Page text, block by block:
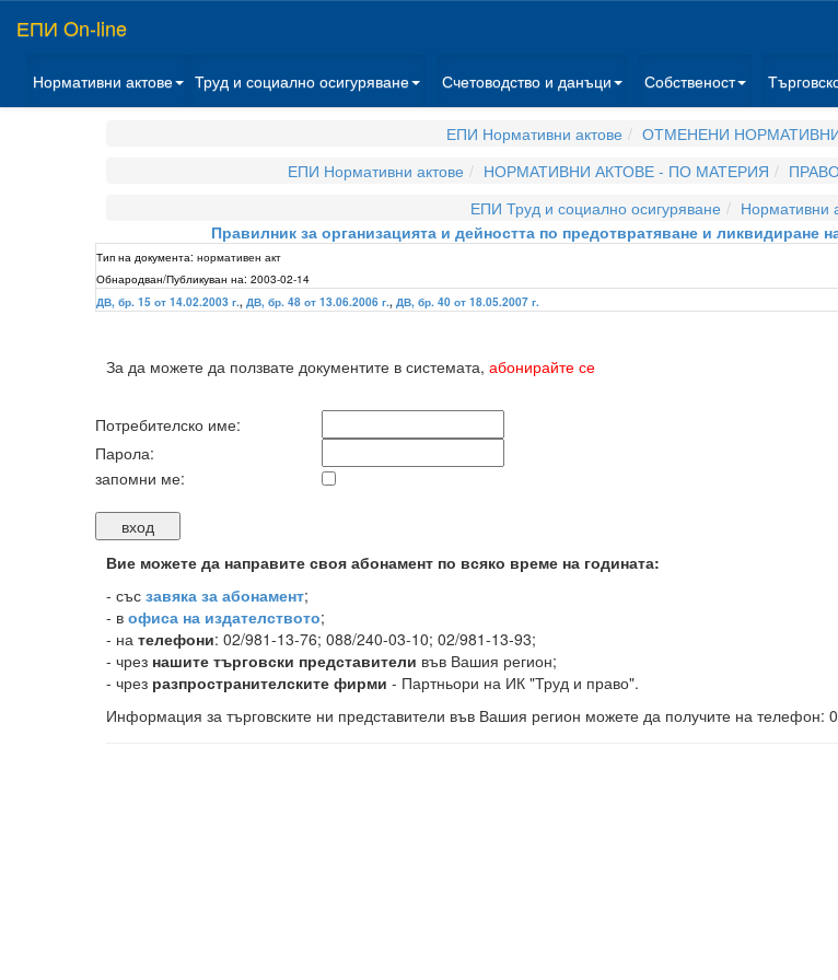
ЕПИ On-line
Нормативни актове Труд и социално осигуряване Счетоводство и данъци Собственост
ЕПИ Нормативни актове ОТМЕНЕНИ
ЕПИ Нормативни актове
НОРМАТИВНИ АКТОВЕ - ПО МАТЕРИЯ
ЕПИ Труд и социално осигуряване
Нормативни
Правилник за организацията и дейността по предотвратяване и ликвидиране
Тип на документа: нормативен акт
Обнародван/Публикуван на: 2003-02-14
ДВ, бр. 15 от 14.02.2003 г., ДВ, бр. 48 от 13.06.2006 г., ДВ, бр. 40 от 18.05.2007 г.
За да можете да ползвате документите в системата, абонирайте се
Потребителско име:
Парола:
запомни ме:
Вие можете да направите своя абонамент по всяко време на годината:
- със завяка за абонамент;
- в офиса на издателството;
- на телефони: 02/981-13-76; 088/240-03-10; 02/981-13-93;
- чрез нашите търговски представители във Вашия регион;
- чрез разпространителските фирми - Партньори на ИК "Труд и право".
Информация за търговските ни представители във Вашия регион можете да получите на телефон: